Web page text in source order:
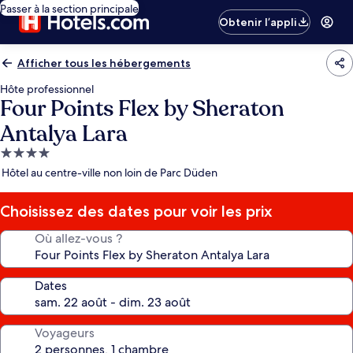
Passer à la section principale
Obtenir l’appli
Afficher tous les hébergements
Hôte professionnel
Four Points Flex by Sheraton
Antalya Lara
Hébergement
4.0 étoiles
Hôtel au centre-ville non loin de Parc Düden
Choisissez des dates pour voir les prix
Où allez-vous ?
Dates
Voyageurs